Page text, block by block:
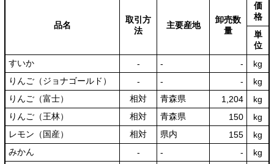
品名
取引方
法
主要産地
卸売数
量
価
格
単
位
すいか
‐ ‐ ‐
kg
りんご（ジョナゴールド）
‐ ‐ ‐
kg
りんご（富士）
相対 青森県 1,204
kg
りんご（王林）
相対 青森県 150
kg
レモン（国産）
相対 県内 155
kg
みかん
‐ ‐ ‐ kg